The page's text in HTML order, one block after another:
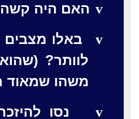
v האם היה קשה
v
באלו
לוותר?
משהו שמאוד
v
נסו